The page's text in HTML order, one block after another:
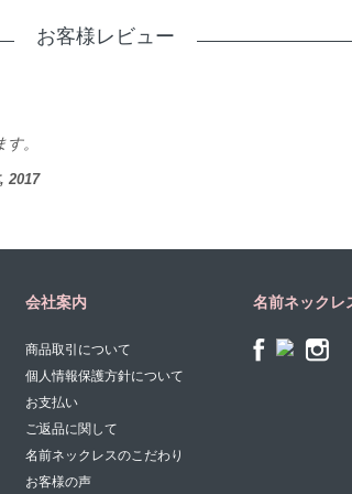
お客様レビュー
。
2017
会社案内
商品取引について
個人情報保護方針について
お支払い
ご返品に関して
名前ネックレスのこだわり
お客様の声
名前ネックレ